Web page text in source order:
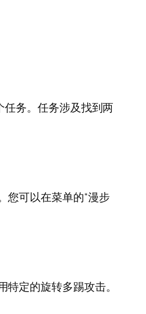
任务。任务涉及找到两
您可以在菜单的“漫步
定的旋转多踢攻击。